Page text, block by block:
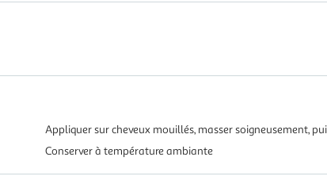
Appliquer sur cheveux mouillés, masser soigneusement,
Conserver à température ambiante